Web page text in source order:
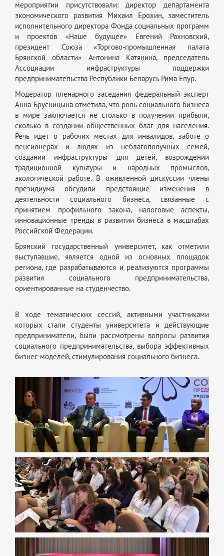
мероприятии присутствовали: директор департамента
экономического развития Михаил Ерохин, заместитель
исполнительного директора Фонда социальных программ
и проектов «Наше будущее» Евгений Рахновский,
президент Союза «Торгово-промышленная палата
Брянской области» Антонина Катянина, председатель
Ассоциации инфраструктуры поддержки
предпринимательства Республики Беларусь Рима Епур.
Модератор пленарного заседания федеральный эксперт
Анна Брусницына отметила, что роль социального бизнеса
в мире заключается не столько в получении прибыли,
сколько в создании общественных благ для населения.
Речь идет о рабочих местах для инвалидов, заботе о
пенсионерах и людях из неблагополучных семей,
создании инфраструктуры для детей, возрождении
традиционной культуры и народных промыслов,
экологической работе. В оживленной дискуссии члены
президиума обсудили предстоящие изменения в
деятельности социального бизнеса, связанные с
принятием профильного закона, налоговые аспекты,
инновационные тренды в развитии бизнеса в масштабах
Российской Федерации.
Брянский государственный университет, как отметили
выступавшие, является одной из основных площадок
региона, где разрабатываются и реализуются программы
развития социального предпринимательства,
ориентированные на студенчество.
В ходе тематических сессий, активными участниками
которых стали студенты университета и действующие
предприниматели, были рассмотрены вопросы развития
социального предпринимательства, выбора эффективных
бизнес-моделей, стимулирования социального бизнеса.